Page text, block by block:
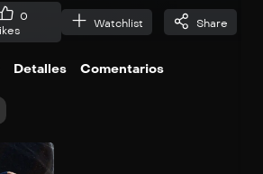
0
likes
Watchlist Share
Detalles Comentarios